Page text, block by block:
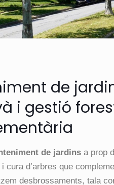
de
i gestió
de jardins a prop
cura d’arbres que
desbrossaments, tala